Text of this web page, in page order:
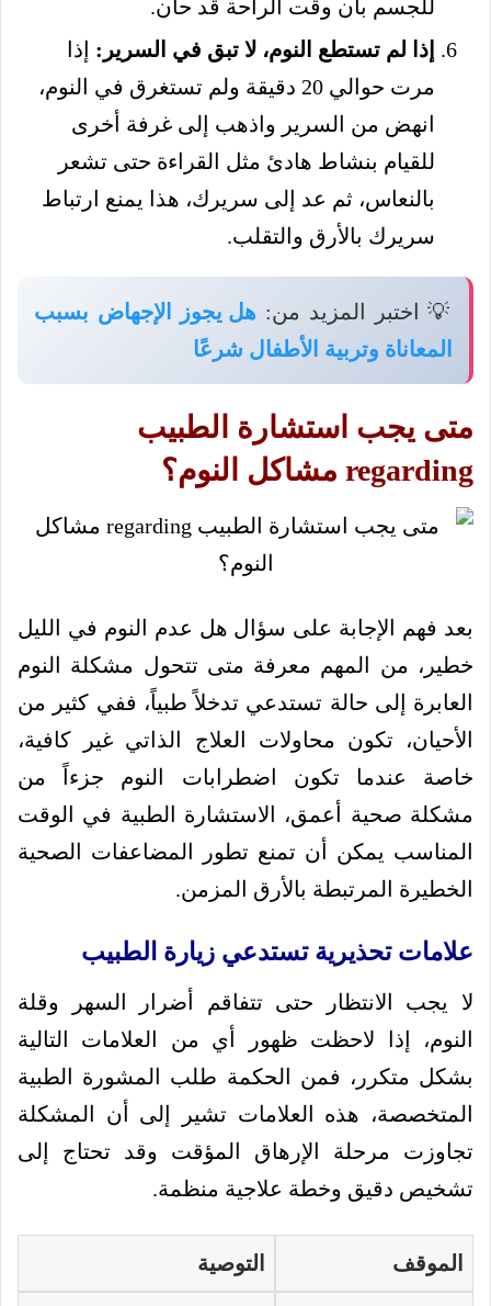
للجسم بأن وقت الراحة قد حان.
إذا لم تستطع النوم، لا تبق في السرير: إذا
مرت حوالي 20 دقيقة ولم تستغرق في النوم،
انهض من السرير واذهب إلى غرفة أخرى
للقيام بنشاط هادئ مثل القراءة حتى تشعر
بالنعاس، ثم عد إلى سريرك، هذا يمنع ارتباط
سريرك بالأرق والتقلب.
💡 اختبر المزيد من: هل يجوز الإجهاض بسبب
المعاناة وتربية الأطفال شرعًا
متى يجب استشارة الطبيب
regarding مشاكل النوم؟
بعد فهم الإجابة على سؤال هل عدم النوم في الليل
خطير، من المهم معرفة متى تتحول مشكلة النوم
العابرة إلى حالة تستدعي تدخلاً طبياً، ففي كثير من
الأحيان، تكون محاولات العلاج الذاتي غير كافية،
خاصة عندما تكون اضطرابات النوم جزءاً من
مشكلة صحية أعمق، الاستشارة الطبية في الوقت
المناسب يمكن أن تمنع تطور المضاعفات الصحية
الخطيرة المرتبطة بالأرق المزمن.
علامات تحذيرية تستدعي زيارة الطبيب
لا يجب الانتظار حتى تتفاقم أضرار السهر وقلة
النوم، إذا لاحظت ظهور أي من العلامات التالية
بشكل متكرر، فمن الحكمة طلب المشورة الطبية
المتخصصة، هذه العلامات تشير إلى أن المشكلة
تجاوزت مرحلة الإرهاق المؤقت وقد تحتاج إلى
تشخيص دقيق وخطة علاجية منظمة.
الموقف التوصية